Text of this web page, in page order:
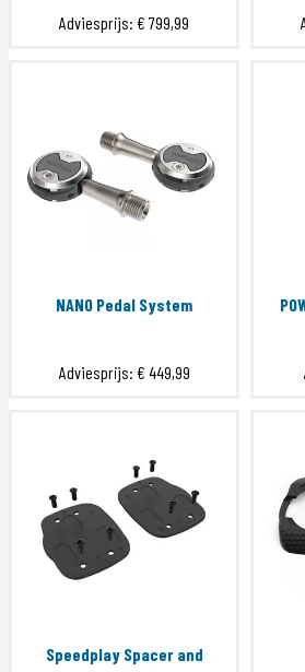
Adviesprijs: € 799,99
NANO Pedal System
Adviesprijs: € 449,99
Speedplay Spacer and